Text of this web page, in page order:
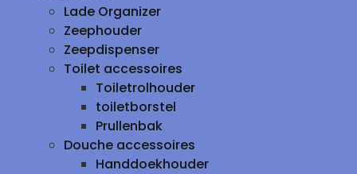
Lade Organizer
Zeephouder
Zeepdispenser
Toilet accessoires
Toiletrolhouder
toiletborstel
Prullenbak
Douche accessoires
Handdoekhouder